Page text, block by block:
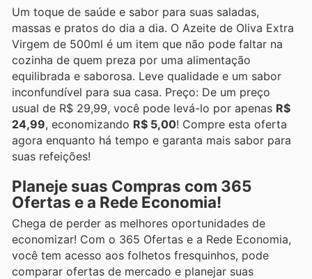
Um toque de saúde e sabor para suas saladas,
massas e pratos do dia a dia. O Azeite de Oliva Extra
Virgem de 500ml é um item que não pode faltar na
cozinha de quem preza por uma alimentação
equilibrada e saborosa. Leve qualidade e um sabor
inconfundível para sua casa. Preço: De um preço
usual de R$ 29,99, você pode levá-lo por apenas R$
24,99, economizando R$ 5,00! Compre esta oferta
agora enquanto há tempo e garanta mais sabor para
suas refeições!
Planeje suas Compras com 365
Ofertas e a Rede Economia!
Chega de perder as melhores oportunidades de
economizar! Com o 365 Ofertas e a Rede Economia,
você tem acesso aos folhetos fresquinhos, pode
comparar ofertas de mercado e planejar suas